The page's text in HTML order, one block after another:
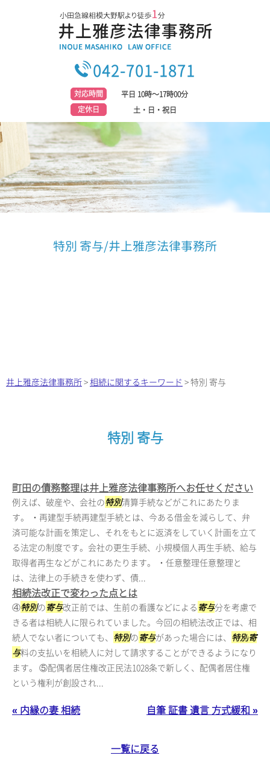
042-701-1871
対応時間
平日 10時～17時00分
定休日
土・日・祝日
特別 寄与/井上雅彦法律事務所
井上雅彦法律事務所>相続に関するキーワード >特別 寄与
特別 寄与
町田の債務整理は井上雅彦法律事務所へお任せください
例えば、破産や、会社の特別清算手続などがこれにあたりま
す。 ・再建型手続再建型手続とは、今ある借金を減らして、弁
済可能な計画を策定し、それをもとに返済をしていく計画を立て
る法定の制度です。会社の更生手続、小規模個人再生手続、給与
取得者再生などがこれにあたります。 ・任意整理任意整理と
は、法律上の手続きを使わず、債...
相続法改正で変わった点とは
④特別の寄与改正前では、生前の看護などによる 寄与分を考慮で
きる者は相続人に限られていました。今回の相続法改正では、相
続人でない者についても、 特別の寄与があった場合には、 特別寄
与料の支払いを相続人に対して請求することができるようになり
ます。 ⑤配偶者居住権改正民法1028条で新しく、配偶者居住権
という権利が創設され...
« 内縁の妻 相続 自筆 証書 遺言 方式緩和 »
一覧に戻る